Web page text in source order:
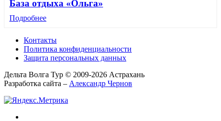
База отдыха «Ольга»
Подробнее
Контакты
Политика конфиденциальности
Защита персональных данных
Дельта Волга Тур © 2009-2026 Астрахань
Разработка сайта – Александр Чернов